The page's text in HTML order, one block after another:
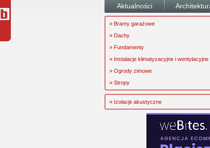
Aktualności
» Bramy garażowe
» Dachy
» Fundamenty
» Instalacje klimatyzacyjne i wentylacyjne
» Ogrody zimowe
» Stropy
» Izolacje akustyczne